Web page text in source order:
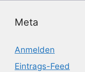
Meta
Anmelden
Eintrags-Feed